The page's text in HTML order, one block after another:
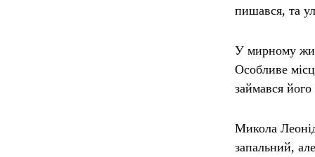
пишався, та
У мирному
Особливе
займався
Микола
запальний,